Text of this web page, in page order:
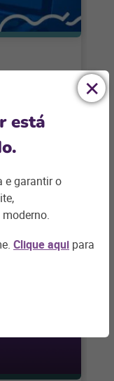
dão
+ saiba mais
está
e garantir o
Clique aqui para